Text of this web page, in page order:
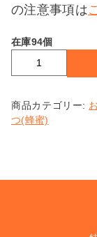
の注意事項は
在庫94個
か
ジ
ュ
は
商品カテゴリー:
つ(蜂蜜)
柑橘関連商品
さんしょう(山椒)
母の日ギフト